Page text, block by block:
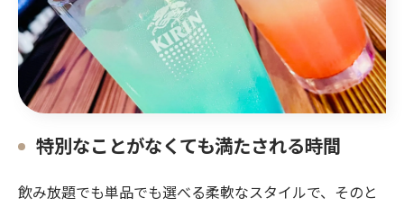
特別なことがなくても満たされる時間
飲み放題でも単品でも選べる柔軟なスタイルで、そのと
お問い合わせはこちら